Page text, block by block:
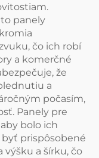
panely
čo ich robí
a komerčné
že
a
počasím,
Panely pre
bolo ich
prispôsobené
výšku a šírku, čo